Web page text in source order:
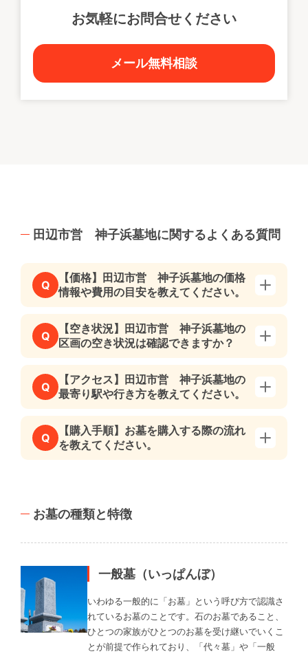
お気軽にお問合せください
メール無料相談
田辺市営 神子浜墓地に関するよくある質問
Q
【価格】田辺市営 神子浜墓地の価格
情報や費用の目安を教えてください。
Q
【空き状況】田辺市営 神子浜墓地の
区画の空き状況は確認できますか？
Q
【アクセス】田辺市営 神子浜墓地の
最寄り駅や行き方を教えてください。
Q
【購入手順】お墓を購入する際の流れ
を教えてください。
お墓の種類と特徴
一般墓（いっぱんぼ）
いわゆる一般的に「お墓」という呼び方で認識さ
れているお墓のことです。石のお墓であること、
ひとつの家族がひとつのお墓を受け継いでいくこ
とが前提で作られており、「代々墓」や「一般